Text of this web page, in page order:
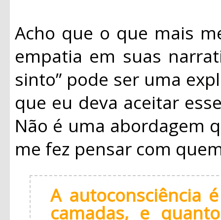
Acho que o que mais
empatia em suas
sinto” pode ser uma
que eu deva aceitar
Não é uma abordagem
me fez pensar com
A autoconsciência
camadas, e